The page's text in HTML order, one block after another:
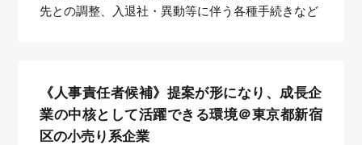
先との調整、入退社・異動等に伴う各種手続きなど
《人事責任者候補》提案が形になり、成長企
業の中核として活躍できる環境＠東京都新宿
区の小売り系企業